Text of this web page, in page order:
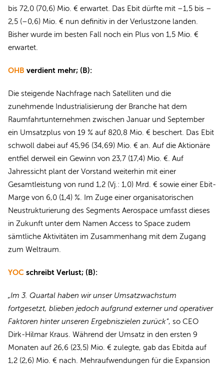
bis 72,0 (70,6) Mio. € erwartet. Das Ebit dürfte mit –1,5 bis –
2,5 (–0,6) Mio. € nun definitiv in der Verlustzone landen.
Bisher wurde im besten Fall noch ein Plus von 1,5 Mio. €
erwartet.
OHB verdient mehr; (B):
Die steigende Nachfrage nach Satelliten und die
zunehmende Industrialisierung der Branche hat dem
Raumfahrtunternehmen zwischen Januar und September
ein Umsatzplus von 19 % auf 820,8 Mio. € beschert. Das Ebit
schwoll dabei auf 45,96 (34,69) Mio. € an. Auf die Aktionäre
entfiel derweil ein Gewinn von 23,7 (17,4) Mio. €. Auf
Jahressicht plant der Vorstand weiterhin mit einer
Gesamtleistung von rund 1,2 (Vj.: 1,0) Mrd. € sowie einer Ebit-
Marge von 6,0 (1,4) %. Im Zuge einer organisatorischen
Neustrukturierung des Segments Aerospace umfasst dieses
in Zukunft unter dem Namen Access to Space zudem
sämtliche Aktivitäten im Zusammenhang mit dem Zugang
zum Weltraum.
YOC schreibt Verlust; (B):
„Im 3. Quartal haben wir unser Umsatzwachstum
fortgesetzt, blieben jedoch aufgrund externer und operativer
Faktoren hinter unseren Ergebniszielen zurück“, so CEO
Dirk-Hilmar Kraus. Während der Umsatz in den ersten 9
Monaten auf 26,6 (23,5) Mio. € zulegte, gab das Ebitda auf
1,2 (2,6) Mio. € nach. Mehraufwendungen für die Expansion